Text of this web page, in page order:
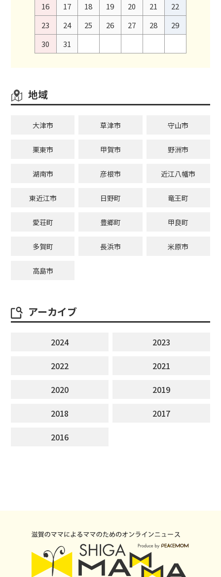
16
17 18 19 20 21
22
23
24 25 26 27 28
29
30
31
地域
大津市 草津市 守山市
栗東市 甲賀市 野洲市
湖南市 彦根市 近江八幡市
東近江市 日野町 竜王町
愛荘町 豊郷町 甲良町
多賀町 長浜市 米原市
高島市
アーカイブ
2024
2023
2022
2021
2020
2019
2018
2017
2016